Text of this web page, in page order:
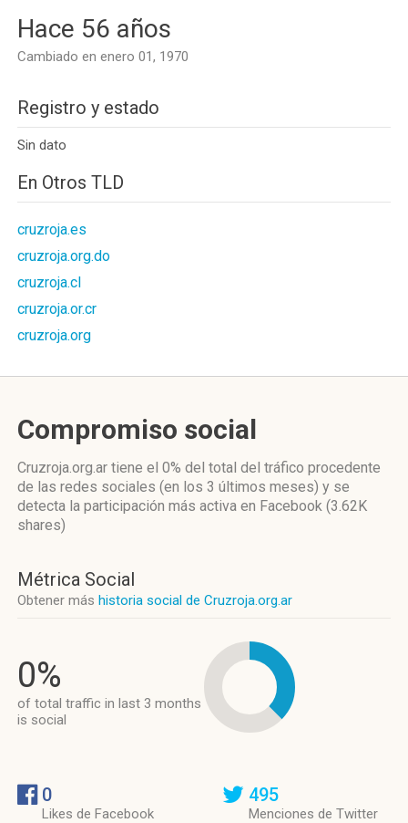
Hace 56 años
Cambiado en enero 01, 1970
Registro y estado
Sin dato
En Otros TLD
cruzroja.es
cruzroja.org.do
cruzroja.cl
cruzroja.or.cr
cruzroja.org
Compromiso social
Cruzroja.org.ar tiene el 0% del total del tráfico procedente
de las redes sociales (en los 3 últimos meses) y se
detecta la participación más activa en Facebook (3.62K
shares)
Métrica Social
Obtener más historia social de Cruzroja.org.ar
0%
of total traffic in last 3 months
is social
0
Likes de Facebook
495
Menciones de Twitter